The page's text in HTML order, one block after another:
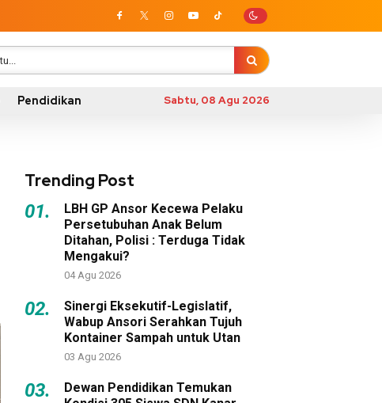
Pendidikan Sabtu, 08 Agu 2026
Trending Post
01.
LBH GP Ansor Kecewa Pelaku
Persetubuhan Anak Belum
Ditahan, Polisi : Terduga Tidak
Mengakui?
04 Agu 2026
02.
Sinergi Eksekutif-Legislatif,
Wabup Ansori Serahkan Tujuh
Kontainer Sampah untuk Utan
03 Agu 2026
03.
Dewan Pendidikan Temukan